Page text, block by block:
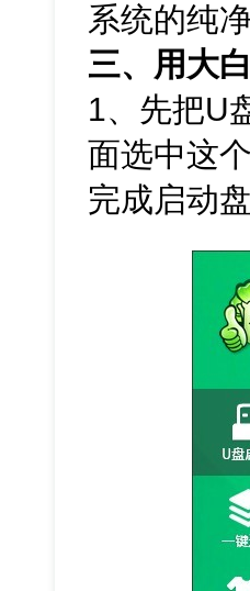
系统的纯
三、用大
1、先把U
面选中这
完成启动